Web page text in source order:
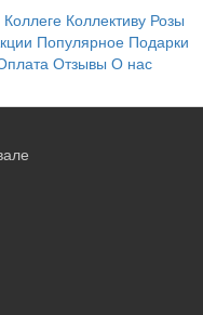
Коллеге Коллективу Розы
Популярное Подарки
Отзывы О нас